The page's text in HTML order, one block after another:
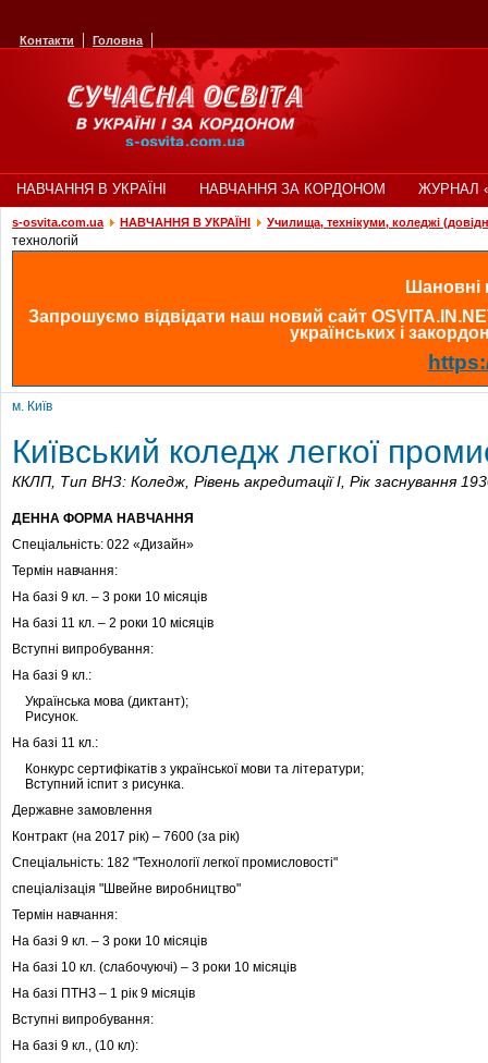
Контакти Головна
НАВЧАННЯ В УКРАЇНІ НАВЧАННЯ ЗА КОРДОНОМ ЖУРНАЛ
s-osvita.com.ua НАВЧАННЯ В УКРАЇНІ Училища, технікуми, коледжі
технологій
Шановні
Запрошуємо відвідати наш новий сайт
українських і
м. Київ
Київський коледж легкої
ККЛП, Тип ВНЗ: Коледж, Рівень акредитації I, Рік заснування
ДЕННА ФОРМА НАВЧАННЯ
Спеціальність: 022 «Дизайн»
Термін навчання:
На базі 9 кл. – 3 роки 10 місяців
На базі 11 кл. – 2 роки 10 місяців
Вступні випробування:
На базі 9 кл.:
Українська мова (диктант);
Рисунок.
На базі 11 кл.:
Конкурс сертифікатів з української мови та літератури;
Вступний іспит з рисунка.
Державне замовлення
Контракт (на 2017 рік) – 7600 (за рік)
Спеціальність: 182 "Технології легкої промисловості"
спеціалізація "Швейне виробництво"
Термін навчання:
На базі 9 кл. – 3 роки 10 місяців
На базі 10 кл. (слабочуючі) – 3 роки 10 місяців
На базі ПТНЗ – 1 рік 9 місяців
Вступні випробування:
На базі 9 кл., (10 кл):